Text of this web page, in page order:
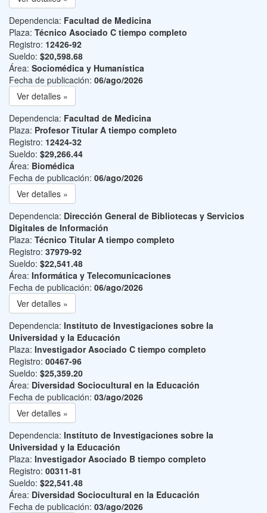
Dependencia: Facultad de Medicina
Plaza: Técnico Asociado C tiempo completo
Registro: 12426-92
Sueldo: $20,598.68
Área: Sociomédica y Humanística
Fecha de publicación: 06/ago/2026
Ver detalles »
Dependencia: Facultad de Medicina
Plaza: Profesor Titular A tiempo completo
Registro: 12424-32
Sueldo: $29,266.44
Área: Biomédica
Fecha de publicación: 06/ago/2026
Ver detalles »
Dependencia: Dirección General de Bibliotecas y Servicios
Digitales de Información
Plaza: Técnico Titular A tiempo completo
Registro: 37979-92
Sueldo: $22,541.48
Área: Informática y Telecomunicaciones
Fecha de publicación: 06/ago/2026
Ver detalles »
Dependencia: Instituto de Investigaciones sobre la
Universidad y la Educación
Plaza: Investigador Asociado C tiempo completo
Registro: 00467-96
Sueldo: $25,359.20
Área: Diversidad Sociocultural en la Educación
Fecha de publicación: 03/ago/2026
Ver detalles »
Dependencia: Instituto de Investigaciones sobre la
Universidad y la Educación
Plaza: Investigador Asociado B tiempo completo
Registro: 00311-81
Sueldo: $22,541.48
Área: Diversidad Sociocultural en la Educación
Fecha de publicación: 03/ago/2026